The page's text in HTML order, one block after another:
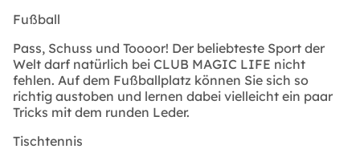
Fußball
Pass, Schuss und Toooor! Der beliebteste Sport der
Welt darf natürlich bei CLUB MAGIC LIFE nicht
fehlen. Auf dem Fußballplatz können Sie sich so
richtig austoben und lernen dabei vielleicht ein paar
Tricks mit dem runden Leder.
Tischtennis